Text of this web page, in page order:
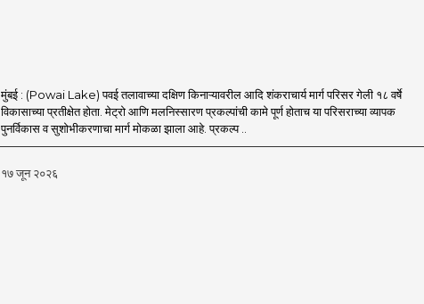
मुंबई : (Powai Lake) पवई तलावाच्या दक्षिण किनाऱ्यावरील आदि शंकराचार्य मार्ग परिसर गेली १८ वर्षे
विकासाच्या प्रतीक्षेत होता. मेट्रो आणि मलनिस्सारण प्रकल्पांची कामे पूर्ण होताच या परिसराच्या व्यापक
पुनर्विकास व सुशोभीकरणाचा मार्ग मोकळा झाला आहे. प्रकल्प ..
१७ जून २०२६